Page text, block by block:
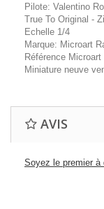
Pilote: Valentino
True To Original -
Echelle 1/4
Marque: Microart
Référence
Miniature neuve
AVIS
Soyez le premier à